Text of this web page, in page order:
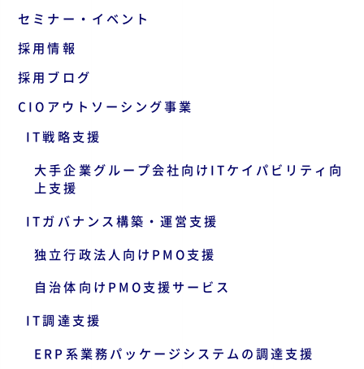
セミナー・イベント
採用情報
採用ブログ
CIOアウトソーシング事業
IT戦略支援
大手企業グループ会社向けITケイパビリティ向
上支援
ITガバナンス構築・運営支援
独立行政法人向けPMO支援
自治体向けPMO支援サービス
IT調達支援
ERP系業務パッケージシステムの調達支援